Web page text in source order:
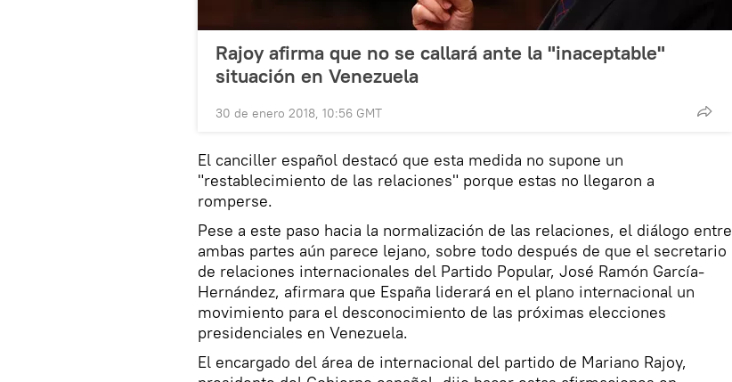
Rajoy afirma que no se callará ante la "inaceptable"
situación en Venezuela
30 de enero 2018, 10:56 GMT
El canciller español destacó que esta medida no supone un
"restablecimiento de las relaciones" porque estas no llegaron a
romperse.
Pese a este paso hacia la normalización de las relaciones, el diálogo entre
ambas partes aún parece lejano, sobre todo después de que el secretario
de relaciones internacionales del Partido Popular, José Ramón García-
Hernández, afirmara que España liderará en el plano internacional un
movimiento para el desconocimiento de las próximas elecciones
presidenciales en Venezuela.
El encargado del área de internacional del partido de Mariano Rajoy,